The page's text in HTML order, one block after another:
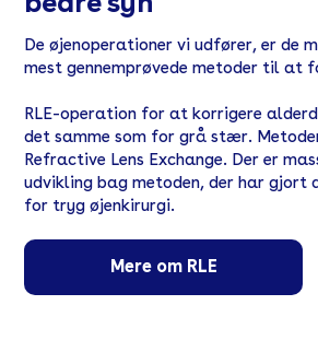
De øjenoperationer vi udfører, er de
mest gennemprøvede metoder til at
RLE-operation for at korrigere
det samme som for grå stær.
Refractive Lens Exchange. Der er
udvikling bag metoden, der har gjort
for tryg øjenkirurgi.
Mere om RLE